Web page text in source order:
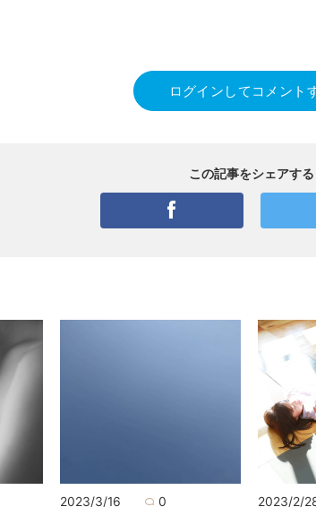
ログインしてコメント
この記事をシェアする
2023/3/16 0 2023/2/